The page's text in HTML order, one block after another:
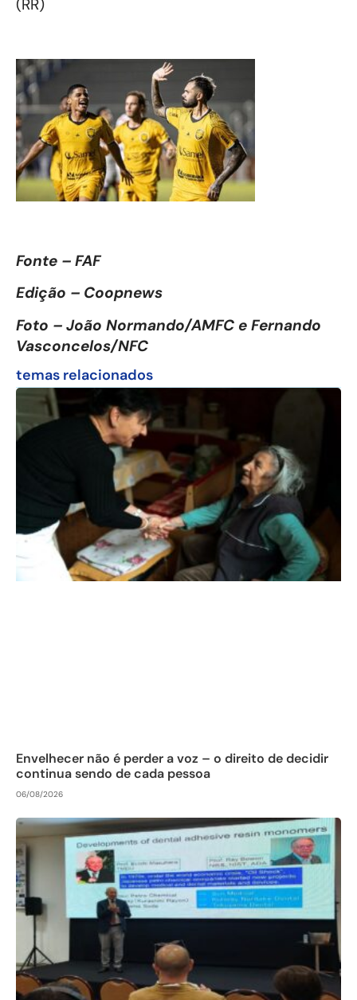
(RR)
Fonte – FAF
Edição – Coopnews
Foto – João Normando/AMFC e Fernando
Vasconcelos/NFC
temas relacionados
Envelhecer não é perder a voz – o direito de decidir
continua sendo de cada pessoa
06/08/2026